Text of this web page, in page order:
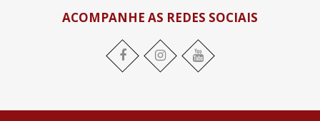
ACOMPANHE AS REDES SOCIAIS
Facebook Instagram YouTube